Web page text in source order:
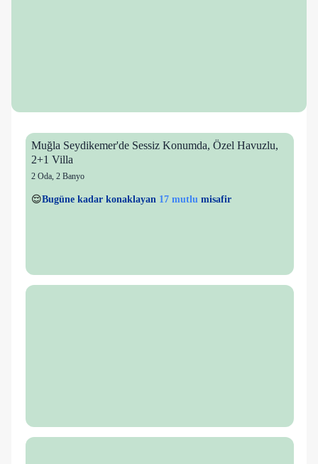
Muğla Seydikemer'de Sessiz Konumda, Özel Havuzlu,
2+1 Villa
2 Oda, 2 Banyo
👀Son 1 saatte49 kişigörüntüledi